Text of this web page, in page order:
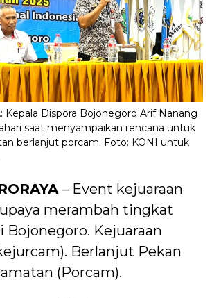
Kepala Dispora Bojonegoro Arif Nanang
saat menyampaikan rencana untuk
berlanjut porcam. Foto: KONI untuk
– Event kejuaraan
merambah tingkat
Bojonegoro. Kejuaraan
Berlanjut Pekan
(Porcam).